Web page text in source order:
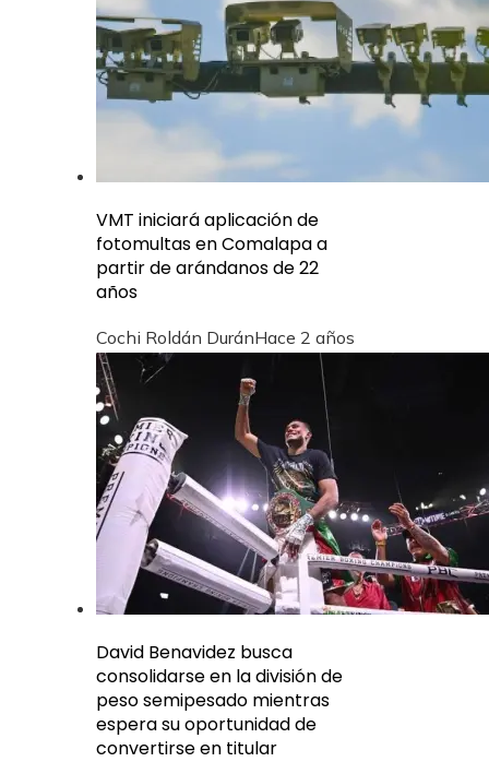
VMT iniciará aplicación de
fotomultas en Comalapa a
partir de arándanos de 22
años
Cochi Roldán DuránHace 2 años
David Benavidez busca
consolidarse en la división de
peso semipesado mientras
espera su oportunidad de
convertirse en titular